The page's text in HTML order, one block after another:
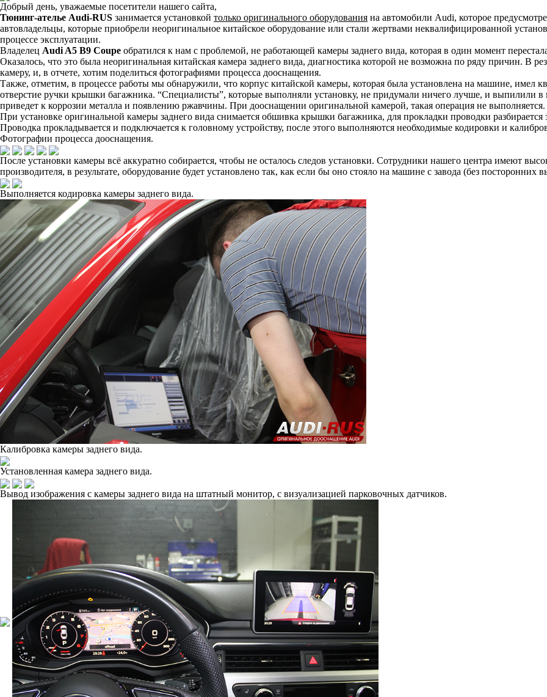
Добрый день, уважаемые посетители нашего сайта,
Тюнинг-ателье Audi-RUS занимается установкой только оригинального оборудования на автомобили Audi, которое
автовладельцы, которые приобрели неоригинальное китайское оборудование или стали жертвами неквалифицированной
процессе эксплуатации.
Владелец Audi A5 B9 Coupe обратился к нам с проблемой, не работающей камеры заднего вида, которая в один момент
Оказалось, что это была неоригинальная китайская камера заднего вида, диагностика которой не возможна по ряду причин. В
камеру, и, в отчете, хотим поделиться фотографиями процесса дооснащения.
Также, отметим, в процессе работы мы обнаружили, что корпус китайской камеры, которая была установлена на машине, имел
отверстие ручки крышки багажника. “Специалисты”, которые выполняли установку, не придумали ничего лучше, и выпилили в
приведет к коррозии металла и появлению ржавчины. При дооснащении оригинальной камерой, такая операция не выполняется.
При установке оригинальной камеры заднего вида снимается обшивка крышки багажника, для прокладки проводки разбирается
Проводка прокладывается и подключается к головному устройству, после этого выполняются необходимые кодировки и
Фотографии процесса дооснащения.
После установки камеры всё аккуратно собирается, чтобы не осталось следов установки. Сотрудники нашего центра имеют
производителя, в результате, оборудование будет установлено так, как если бы оно стояло на машине с завода (без посторонних
Выполняется кодировка камеры заднего вида.
Калибровка камеры заднего вида.
Установленная камера заднего вида.
Вывод изображения с камеры заднего вида на штатный монитор, с визуализацией парковочных датчиков.